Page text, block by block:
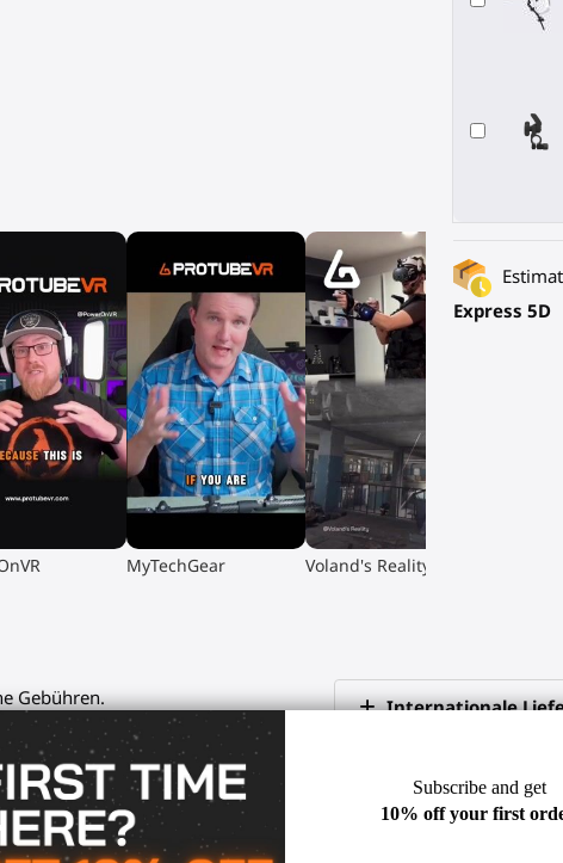
▶
MyTechGear ▶
Voland's Reality
Express 5D
Gebühren.
USD
Internationale
Wo kann ich mehr